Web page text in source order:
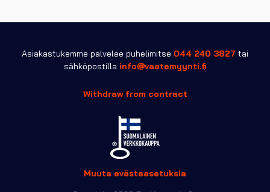
Asiakastukemme palvelee puhelimitse 044 240 3827 tai
sähköpostilla info@vaatemyynti.fi
Withdraw from contract
Muuta evästeasetuksia